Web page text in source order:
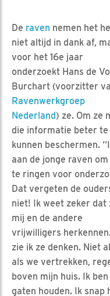
De raven nemen het
niet altijd in dank af,
voor het 16e jaar
onderzoekt Hans de
Burchart (voorzitter
Ravenwerkgroep
Nederland) ze. Om ze
die informatie beter te
kunnen beschermen.
aan de jonge raven om
te ringen voor
Dat vergeten de
niet! Ik weet zeker dat
mij en de andere
vrijwilligers
zie ik ze denken. Niet
als we vertrekken,
boven mijn huis. Ik
gaten houden. Ik snap